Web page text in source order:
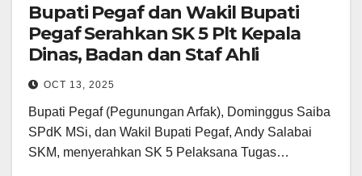
Bupati Pegaf dan Wakil Bupati
Pegaf Serahkan SK 5 Plt Kepala
Dinas, Badan dan Staf Ahli
OCT 13, 2025
Bupati Pegaf (Pegunungan Arfak), Dominggus Saiba
SPdK MSi, dan Wakil Bupati Pegaf, Andy Salabai
SKM, menyerahkan SK 5 Pelaksana Tugas…